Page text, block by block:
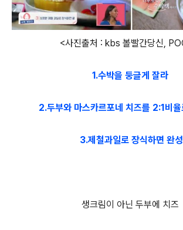
<사진출처 : kbs 볼빨간당신,
1.수박을 둥글게 잘라
2.두부와 마스카르포네 치즈를 2:1비
3.제철과일로 장식하면 완성
생크림이 아닌 두부에 치즈